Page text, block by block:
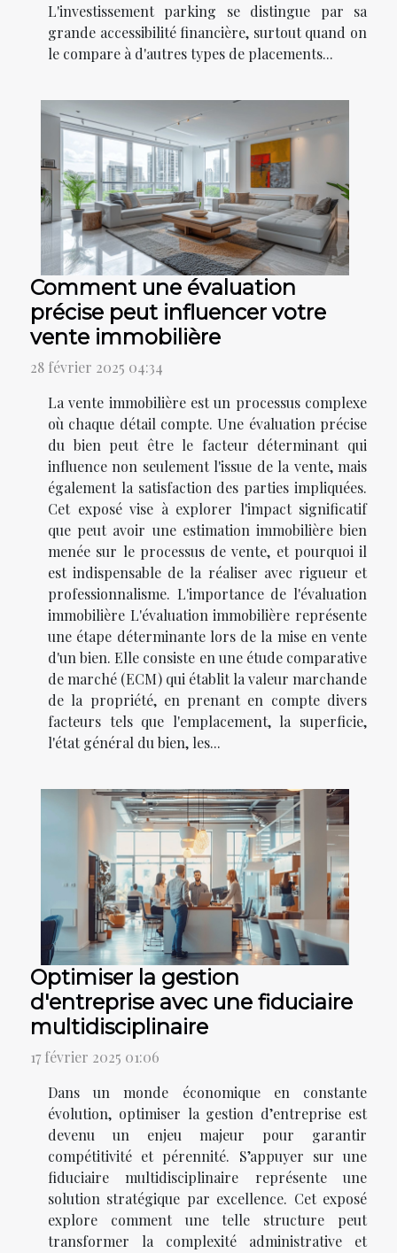
L'investissement parking se distingue par sa
grande accessibilité financière, surtout quand on
le compare à d'autres types de placements...
Comment une évaluation
précise peut influencer votre
vente immobilière
28 février 2025 04:34
La vente immobilière est un processus complexe
où chaque détail compte. Une évaluation précise
du bien peut être le facteur déterminant qui
influence non seulement l'issue de la vente, mais
également la satisfaction des parties impliquées.
Cet exposé vise à explorer l'impact significatif
que peut avoir une estimation immobilière bien
menée sur le processus de vente, et pourquoi il
est indispensable de la réaliser avec rigueur et
professionnalisme. L'importance de l'évaluation
immobilière L'évaluation immobilière représente
une étape déterminante lors de la mise en vente
d'un bien. Elle consiste en une étude comparative
de marché (ECM) qui établit la valeur marchande
de la propriété, en prenant en compte divers
facteurs tels que l'emplacement, la superficie,
l'état général du bien, les...
Optimiser la gestion
d'entreprise avec une fiduciaire
multidisciplinaire
17 février 2025 01:06
Dans un monde économique en constante
évolution, optimiser la gestion d’entreprise est
devenu un enjeu majeur pour garantir
compétitivité et pérennité. S’appuyer sur une
fiduciaire multidisciplinaire représente une
solution stratégique par excellence. Cet exposé
explore comment une telle structure peut
transformer la complexité administrative et